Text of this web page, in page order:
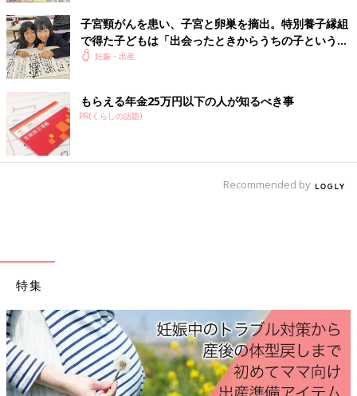
子宮頸がんを患い、子宮と卵巣を摘出。特別養子縁組
で得た子どもは「出会ったときからうちの子という感
じがした」【体験談】
妊娠・出産
もらえる年金25万円以下の人が知るべき事
PR(くらしの話題)
Recommended by
特集